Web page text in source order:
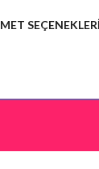
SEÇENEKLERI